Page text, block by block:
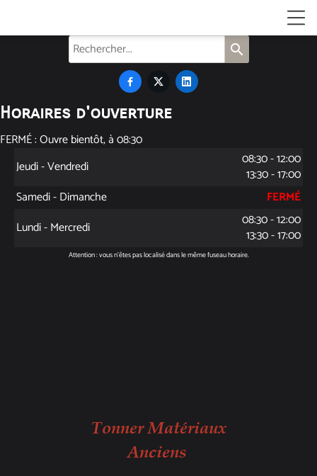
search
  
Horaires d'ouverture
FERMÉ : Ouvre bientôt, à 08:30
Jeudi - Vendredi
08:30 - 12:00
13:30 - 17:00
Samedi - Dimanche
FERMÉ
Lundi - Mercredi
08:30 - 12:00
13:30 - 17:00
Attention : vous n'êtes pas localisé dans le même fuseau horaire.
Tonner Matériaux
Anciens